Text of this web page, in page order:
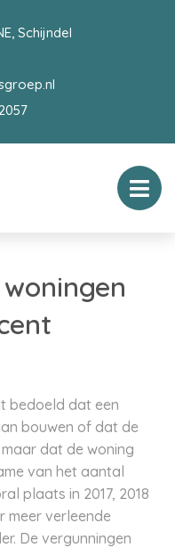
Schijndel
bedoeld dat een
bouwen of dat de
dat de woning
van het aantal
plaats in 2017, 2018
meer verleende
De vergunningen